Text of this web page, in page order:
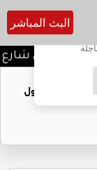
البث المباشر
دعارة في شارع
مادية.. هل تحول